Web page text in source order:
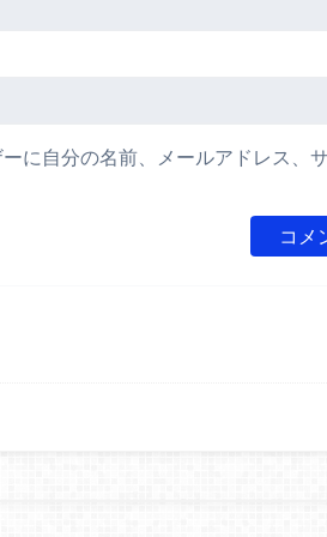
に自分の名前、メールアドレス、